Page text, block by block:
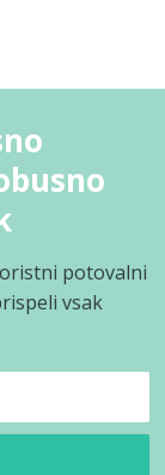
potovalni
vsak